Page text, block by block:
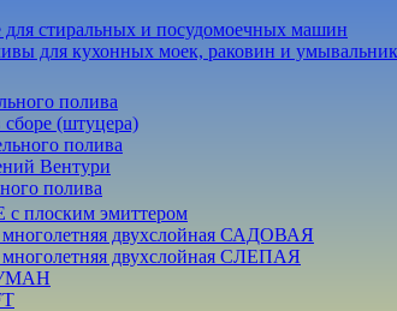
стиральных и посудомоечных машин
для кухонных моек, раковин и
полива
(штуцера)
полива
Вентури
полива
с плоским эмиттером
многолетняя двухслойная САДОВАЯ
двухслойная СЛЕПАЯ